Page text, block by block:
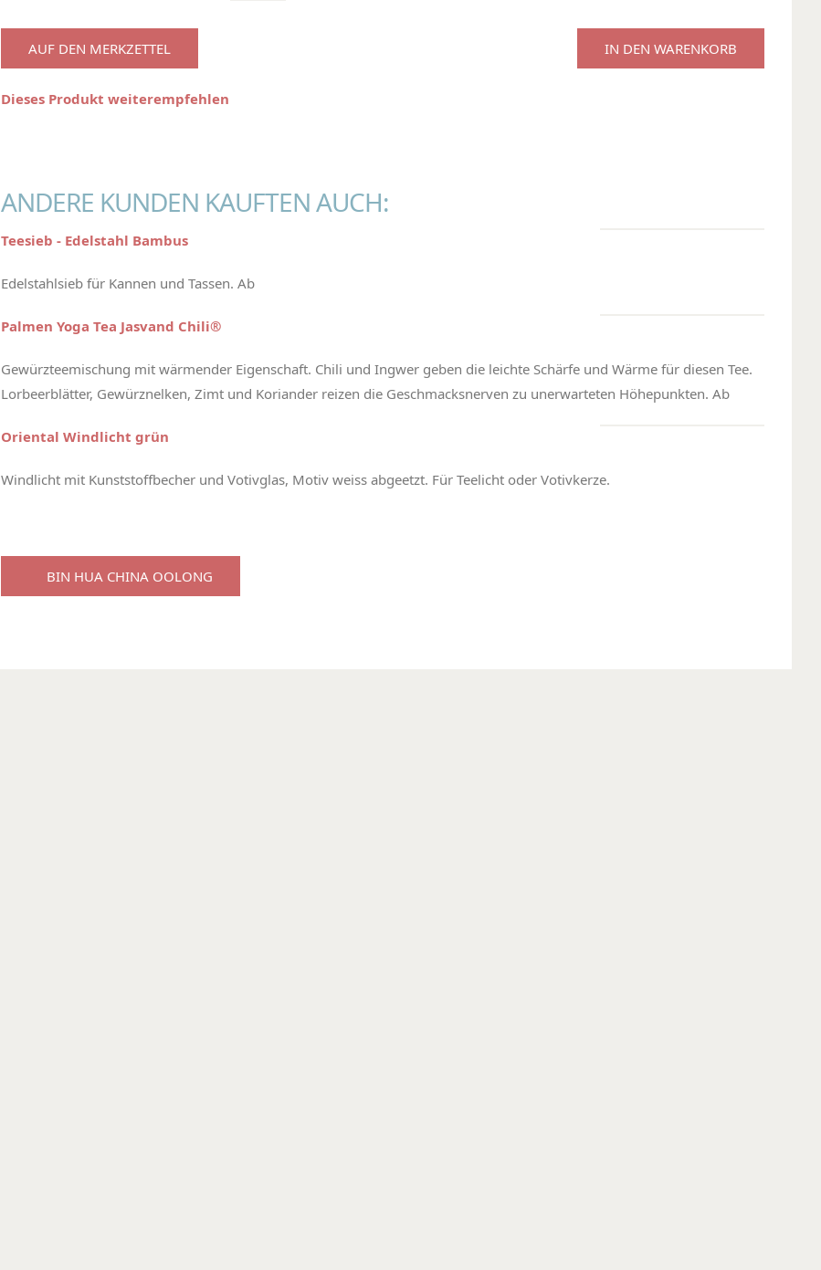
IN DEN WARENKORB
AUF DEN MERKZETTEL
Dieses Produkt weiterempfehlen
ANDERE KUNDEN KAUFTEN AUCH:
Teesieb - Edelstahl Bambus
Edelstahlsieb für Kannen und Tassen. Ab
Palmen Yoga Tea Jasvand Chili®
Gewürzteemischung mit wärmender Eigenschaft. Chili und Ingwer geben die leichte Schärfe und Wärme für diesen Tee.
Lorbeerblätter, Gewürznelken, Zimt und Koriander reizen die Geschmacksnerven zu unerwarteten Höhepunkten. Ab
Oriental Windlicht grün
Windlicht mit Kunststoffbecher und Votivglas, Motiv weiss abgeetzt. Für Teelicht oder Votivkerze.
BIN HUA CHINA OOLONG